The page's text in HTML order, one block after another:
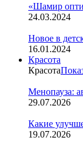
«Шамир
24.03.2024
Новое в
16.01.2024
Красота
Красота
Менопауза:
29.07.2026
Какие
19.07.2026